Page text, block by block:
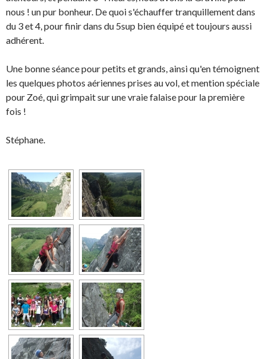
nous ! un pur bonheur. De quoi s'échauffer tranquillement dans
du 3 et 4, pour finir dans du 5sup bien équipé et toujours aussi
adhérent.
Une bonne séance pour petits et grands, ainsi qu'en témoignent
les quelques photos aériennes prises au vol, et mention spéciale
pour Zoé, qui grimpait sur une vraie falaise pour la première
fois !
Stéphane.